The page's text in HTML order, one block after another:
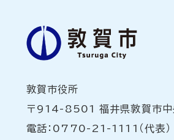
敦賀市役所
〒914-8501 福井県敦賀市中
電話：0770-21-1111（代表）